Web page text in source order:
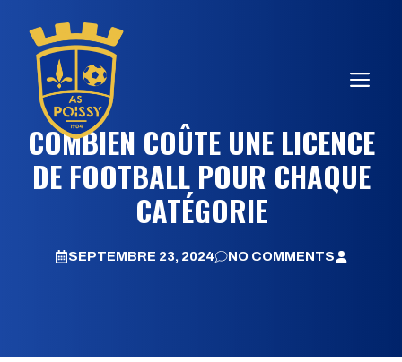
contenu
COMBIEN COÛTE UNE LICENCE
DE FOOTBALL POUR CHAQUE
CATÉGORIE
SEPTEMBRE 23, 2024 NO COMMENTS